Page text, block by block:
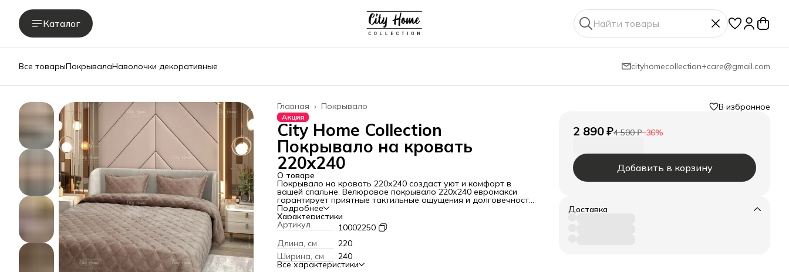
Каталог
Все товарыПокрывалаНаволочки декоративные cityhomecollection+care@gmail.com
Покрывало
Главная ›
Акция
City Home Collection
Покрывало на кровать
220x240
О товаре
Покрывало на кровать 220х240 создаст уют и комфорт в
вашей спальне. Велюровое покрывало 220х240 евромакси
гарантирует приятные тактильные ощущения и долговечность
в использовании.
Подробнее
Характеристики
Артикул
10002250
Длина, см
220
Ширина, см
240
Все характеристики
В избранное
2 890 ₽4 500 ₽−36%
Добавить в корзину
Доставка